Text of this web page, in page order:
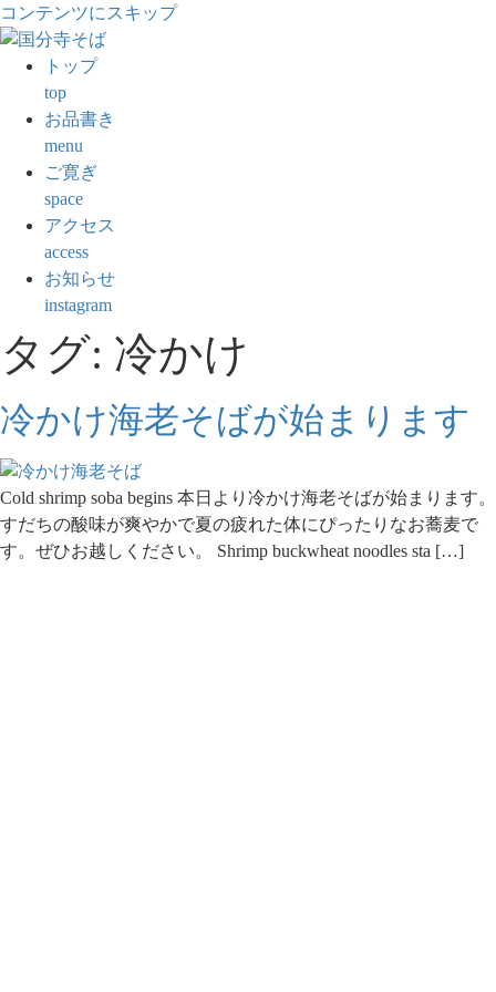
コンテンツにスキップ
トップ
top
お品書き
menu
ご寛ぎ
space
アクセス
access
お知らせ
instagram
タグ: 冷かけ
冷かけ海老そばが始まります
Cold shrimp soba begins 本日より冷かけ海老そばが始まります。
すだちの酸味が爽やかで夏の疲れた体にぴったりなお蕎麦で
す。ぜひお越しください。 Shrimp buckwheat noodles sta […]